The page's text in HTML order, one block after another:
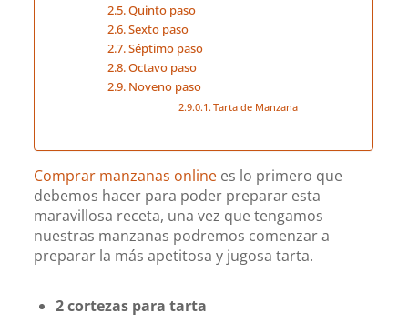
Quinto paso
Sexto paso
Séptimo paso
Octavo paso
Noveno paso
Tarta de Manzana
Comprar manzanas online es lo primero que
debemos hacer para poder preparar esta
maravillosa receta, una vez que tengamos
nuestras manzanas podremos comenzar a
preparar la más apetitosa y jugosa tarta.
2 cortezas para tarta